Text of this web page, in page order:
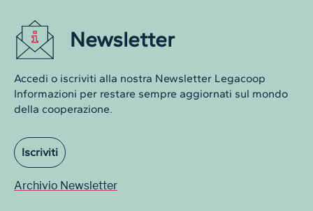
Newsletter
Accedi o iscriviti alla nostra Newsletter Legacoop
Informazioni per restare sempre aggiornati sul mondo
della cooperazione.
Iscriviti
Archivio Newsletter